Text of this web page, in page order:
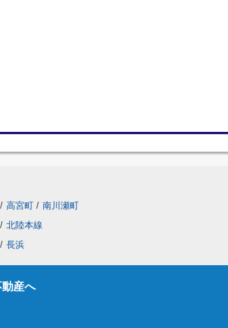
/ 高宮町 / 南川瀬町
/ 北陸本線
/ 長浜
産へ